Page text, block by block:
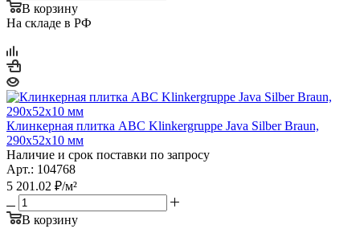
В корзину
На складе в РФ
Клинкерная плитка ABC Klinkergruppe Java Silber Braun,
290х52х10 мм
Наличие и срок поставки по запросу
Арт.: 104768
5 201.02 ₽/м²
В корзину